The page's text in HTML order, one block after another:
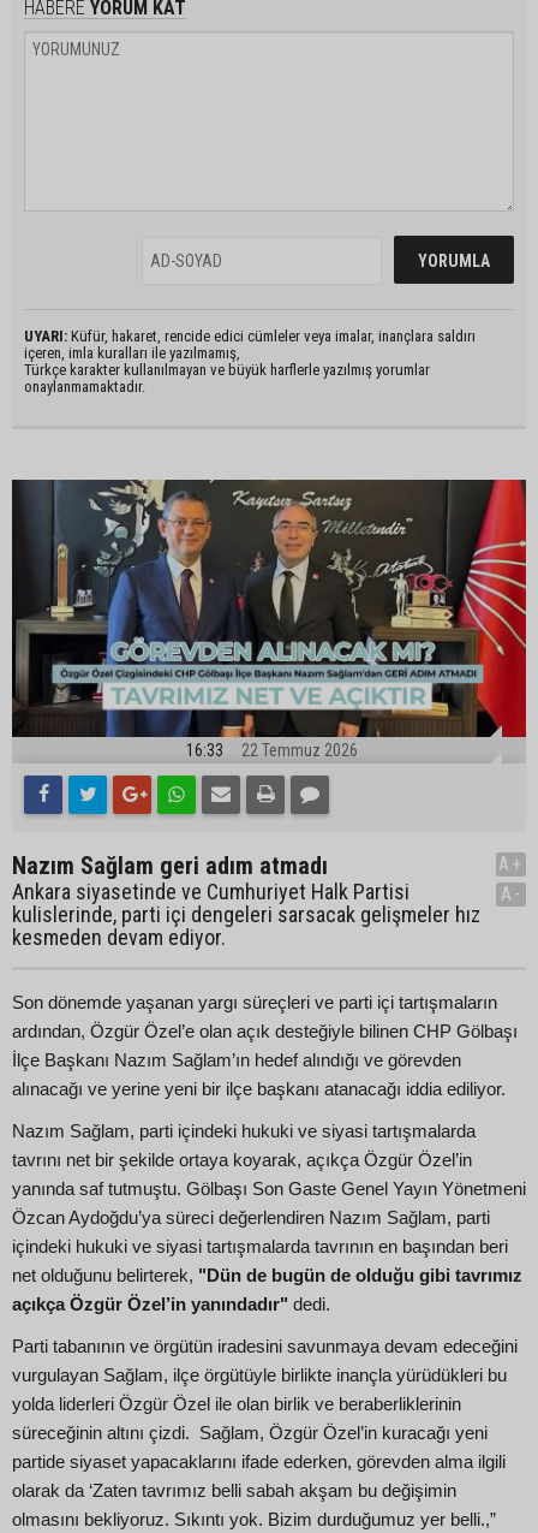
HABERE YORUM KAT
UYARI: Küfür, hakaret, rencide edici cümleler veya imalar, inançlara saldırı
içeren, imla kuralları ile yazılmamış,
Türkçe karakter kullanılmayan ve büyük harflerle yazılmış yorumlar
onaylanmamaktadır.
16:33 22 Temmuz 2026
Nazım Sağlam geri adım atmadı
Ankara siyasetinde ve Cumhuriyet Halk Partisi
kulislerinde, parti içi dengeleri sarsacak gelişmeler hız
kesmeden devam ediyor.
A+
A-
Son dönemde yaşanan yargı süreçleri ve parti içi tartışmaların
ardından, Özgür Özel’e olan açık desteğiyle bilinen CHP Gölbaşı
İlçe Başkanı Nazım Sağlam’ın hedef alındığı ve görevden
alınacağı ve yerine yeni bir ilçe başkanı atanacağı iddia ediliyor.
Nazım Sağlam, parti içindeki hukuki ve siyasi tartışmalarda
tavrını net bir şekilde ortaya koyarak, açıkça Özgür Özel’in
yanında saf tutmuştu. Gölbaşı Son Gaste Genel Yayın Yönetmeni
Özcan Aydoğdu’ya süreci değerlendiren Nazım Sağlam, parti
içindeki hukuki ve siyasi tartışmalarda tavrının en başından beri
net olduğunu belirterek, "Dün de bugün de olduğu gibi tavrımız
açıkça Özgür Özel’in yanındadır" dedi.
Parti tabanının ve örgütün iradesini savunmaya devam edeceğini
vurgulayan Sağlam, ilçe örgütüyle birlikte inançla yürüdükleri bu
yolda liderleri Özgür Özel ile olan birlik ve beraberliklerinin
süreceğinin altını çizdi. Sağlam, Özgür Özel’in kuracağı yeni
partide siyaset yapacaklarını ifade ederken, görevden alma ilgili
olarak da ‘Zaten tavrımız belli sabah akşam bu değişimin
olmasını bekliyoruz. Sıkıntı yok. Bizim durduğumuz yer belli.,”